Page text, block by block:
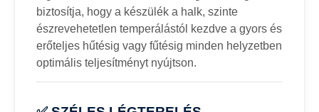
biztosítja, hogy a készülék a halk, szinte
észrevehetetlen temperálástól kezdve a gyors és
erőteljes hűtésig vagy fűtésig minden helyzetben
optimális teljesítményt nyújtson.